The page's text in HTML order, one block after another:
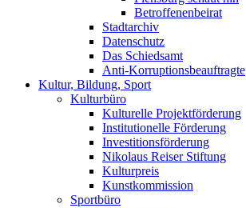
Betroffenenbeirat
Stadtarchiv
Datenschutz
Das Schiedsamt
Anti-Korruptionsbeauftragte
Kultur, Bildung, Sport
Kulturbüro
Kulturelle Projektförderung
Institutionelle Förderung
Investitionsförderung
Nikolaus Reiser Stiftung
Kulturpreis
Kunstkommission
Sportbüro